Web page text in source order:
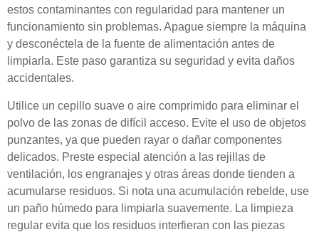
estos contaminantes con regularidad para mantener un
funcionamiento sin problemas. Apague siempre la máquina
y desconéctela de la fuente de alimentación antes de
limpiarla. Este paso garantiza su seguridad y evita daños
accidentales.
Utilice un cepillo suave o aire comprimido para eliminar el
polvo de las zonas de difícil acceso. Evite el uso de objetos
punzantes, ya que pueden rayar o dañar componentes
delicados. Preste especial atención a las rejillas de
ventilación, los engranajes y otras áreas donde tienden a
acumularse residuos. Si nota una acumulación rebelde, use
un paño húmedo para limpiarla suavemente. La limpieza
regular evita que los residuos interfieran con las piezas